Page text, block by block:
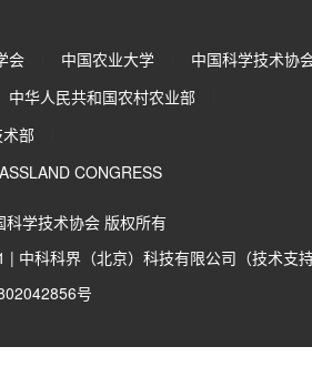
会 中国农业大学
中国科学技术协
中华人民共和国农村农业部
部
CONGRESS
学技术协会 版权所有
| 中科科界（北京）科技有限公司（技术支
号